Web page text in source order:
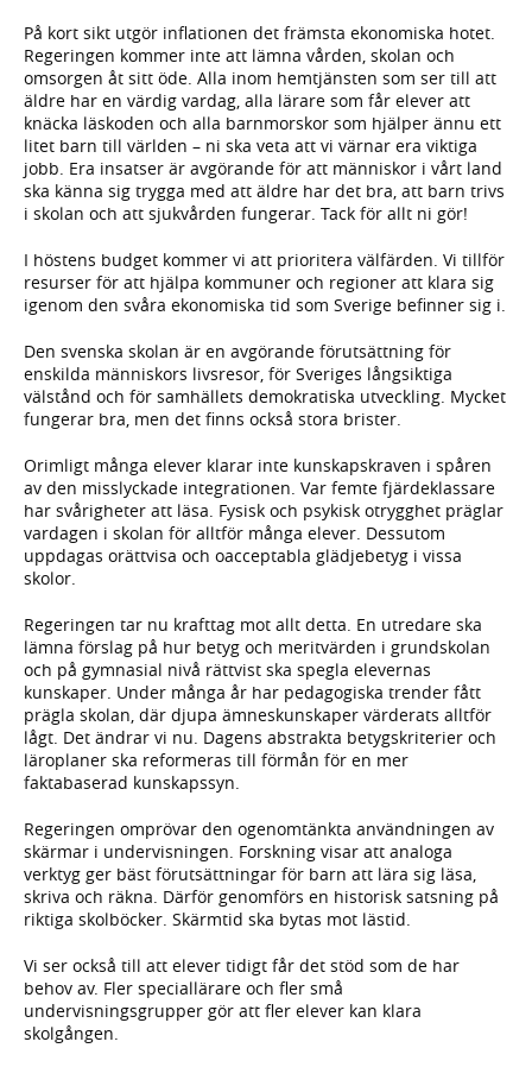
På kort sikt utgör inflationen det främsta ekonomiska hotet.
Regeringen kommer inte att lämna vården, skolan och
omsorgen åt sitt öde. Alla inom hemtjänsten som ser till att
äldre har en värdig vardag, alla lärare som får elever att
knäcka läskoden och alla barnmorskor som hjälper ännu ett
litet barn till världen – ni ska veta att vi värnar era viktiga
jobb. Era insatser är avgörande för att människor i vårt land
ska känna sig trygga med att äldre har det bra, att barn trivs
i skolan och att sjukvården fungerar. Tack för allt ni gör!
I höstens budget kommer vi att prioritera välfärden. Vi tillför
resurser för att hjälpa kommuner och regioner att klara sig
igenom den svåra ekonomiska tid som Sverige befinner sig i.
Den svenska skolan är en avgörande förutsättning för
enskilda människors livsresor, för Sveriges långsiktiga
välstånd och för samhällets demokratiska utveckling. Mycket
fungerar bra, men det finns också stora brister.
Orimligt många elever klarar inte kunskapskraven i spåren
av den misslyckade integrationen. Var femte fjärdeklassare
har svårigheter att läsa. Fysisk och psykisk otrygghet präglar
vardagen i skolan för alltför många elever. Dessutom
uppdagas orättvisa och oacceptabla glädjebetyg i vissa
skolor.
Regeringen tar nu krafttag mot allt detta. En utredare ska
lämna förslag på hur betyg och meritvärden i grundskolan
och på gymnasial nivå rättvist ska spegla elevernas
kunskaper. Under många år har pedagogiska trender fått
prägla skolan, där djupa ämneskunskaper värderats alltför
lågt. Det ändrar vi nu. Dagens abstrakta betygskriterier och
läroplaner ska reformeras till förmån för en mer
faktabaserad kunskapssyn.
Regeringen omprövar den ogenomtänkta användningen av
skärmar i undervisningen. Forskning visar att analoga
verktyg ger bäst förutsättningar för barn att lära sig läsa,
skriva och räkna. Därför genomförs en historisk satsning på
riktiga skolböcker. Skärmtid ska bytas mot lästid.
Vi ser också till att elever tidigt får det stöd som de har
behov av. Fler speciallärare och fler små
undervisningsgrupper gör att fler elever kan klara
skolgången.